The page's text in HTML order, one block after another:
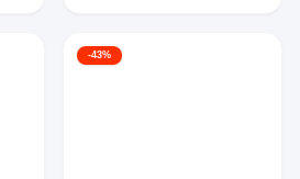
-43%